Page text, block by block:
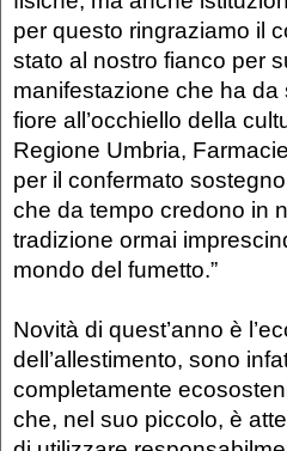
per questo ringraziamo il
stato al nostro fianco per
manifestazione che ha
fiore all’occhiello della
Regione Umbria,
per il confermato
che da tempo credono in
tradizione ormai
mondo del fumetto.”
Novità di quest’anno è
dell’allestimento, sono
completamente
che, nel suo piccolo, è